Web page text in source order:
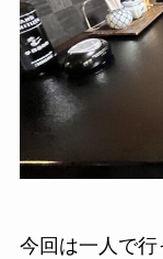
今回は一人で行